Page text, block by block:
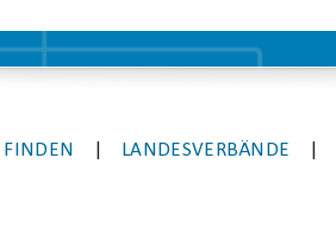
FINDEN LANDESVERBÄNDE